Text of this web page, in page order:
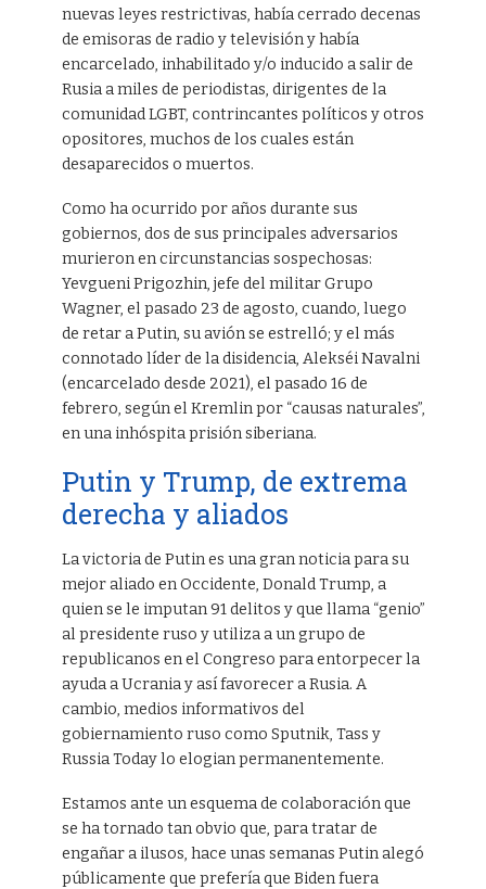
nuevas leyes restrictivas, había cerrado decenas
de emisoras de radio y televisión y había
encarcelado, inhabilitado y/o inducido a salir de
Rusia a miles de periodistas, dirigentes de la
comunidad LGBT, contrincantes políticos y otros
opositores, muchos de los cuales están
desaparecidos o muertos.
Como ha ocurrido por años durante sus
gobiernos, dos de sus principales adversarios
murieron en circunstancias sospechosas:
Yevgueni Prigozhin, jefe del militar Grupo
Wagner, el pasado 23 de agosto, cuando, luego
de retar a Putin, su avión se estrelló; y el más
connotado líder de la disidencia, Alekséi Navalni
(encarcelado desde 2021), el pasado 16 de
febrero, según el Kremlin por “causas naturales”,
en una inhóspita prisión siberiana.
Putin y Trump, de extrema
derecha y aliados
La victoria de Putin es una gran noticia para su
mejor aliado en Occidente, Donald Trump, a
quien se le imputan 91 delitos y que llama “genio”
al presidente ruso y utiliza a un grupo de
republicanos en el Congreso para entorpecer la
ayuda a Ucrania y así favorecer a Rusia. A
cambio, medios informativos del
gobiernamiento ruso como Sputnik, Tass y
Russia Today lo elogian permanentemente.
Estamos ante un esquema de colaboración que
se ha tornado tan obvio que, para tratar de
engañar a ilusos, hace unas semanas Putin alegó
públicamente que prefería que Biden fuera